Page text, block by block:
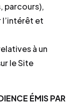
parcours),
l’intérêt et
à un
le Site
ÉMIS PAR